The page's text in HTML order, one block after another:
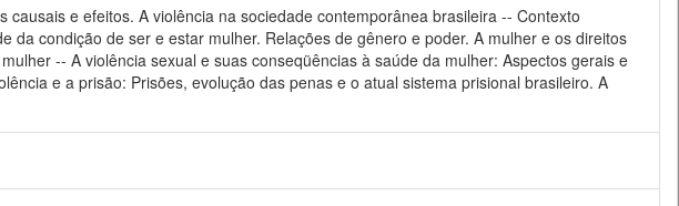
e efeitos. A violência na sociedade contemporânea brasileira -- Contexto
condição de ser e estar mulher. Relações de gênero e poder. A mulher e os direitos
-- A violência sexual e suas conseqüências à saúde da mulher: Aspectos gerais e
e a prisão: Prisões, evolução das penas e o atual sistema prisional brasileiro. A